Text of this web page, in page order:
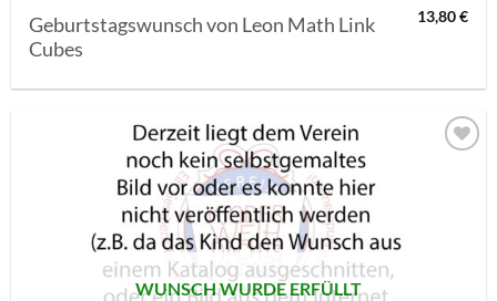
Geburtstagswunsch von Leon Math Link
Cubes
13,80€
WUNSCH WURDE ERFÜLLT